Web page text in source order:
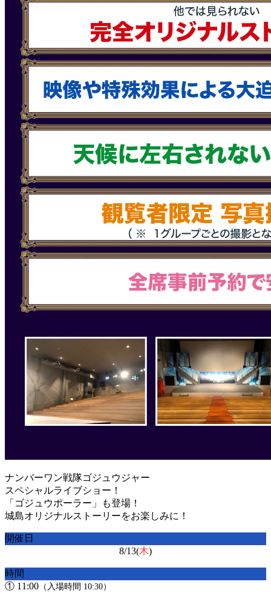
ナンバーワン戦隊ゴジュウジャー
スペシャルライブショー！
「ゴジュウポーラー」も登場！
城島オリジナルストーリーをお楽しみに！
開催日
8/13(木)
時間
① 11:00 （入場時間 10:30）